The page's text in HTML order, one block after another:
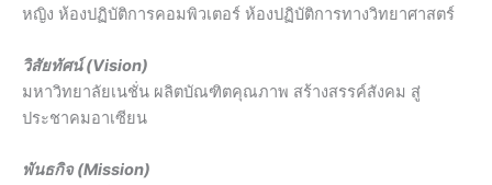
หญิง ห้องปฏิบัติการคอมพิวเตอร์ ห้องปฏิบัติการทางวิทยาศาสตร์
วิสัยทัศน์ (Vision)
มหาวิทยาลัยเนชั่น ผลิตบัณฑิตคุณภาพ สร้างสรรค์สังคม สู่
ประชาคมอาเซียน
พันธกิจ (Mission)